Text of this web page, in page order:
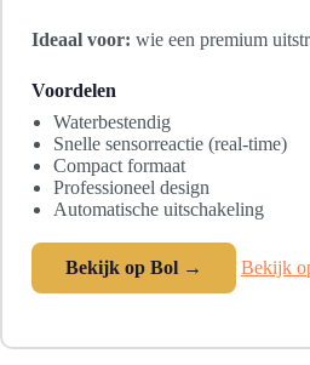
Ideaal voor: wie een premium
Voordelen
Waterbestendig
Snelle sensorreactie (real-time)
Compact formaat
Professioneel design
Automatische uitschakeling
Bekijk op Bol → Bekijk